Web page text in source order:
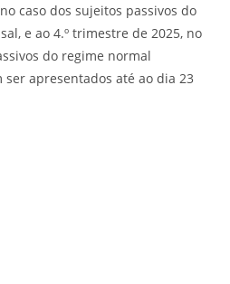
caso dos sujeitos passivos do
e ao 4.º trimestre de 2025, no
do regime normal
apresentados até ao dia 23